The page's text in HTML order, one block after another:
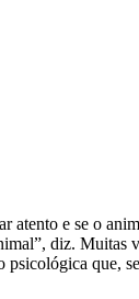
e se o
diz. Muitas
que,